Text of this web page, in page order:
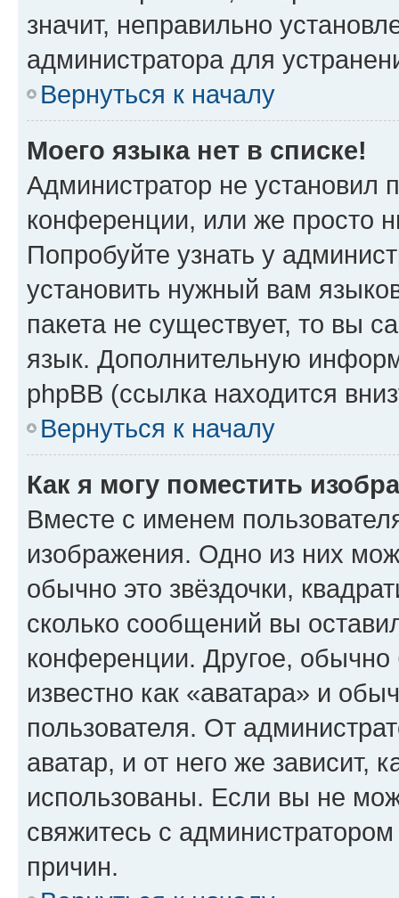
значит, неправильно
администратора для
Вернуться к началу
Моего языка нет в списке!
Администратор не установил
конференции, или же просто
Попробуйте узнать у
установить нужный вам
пакета не существует, то вы
язык. Дополнительную
phpBB (ссылка находится
Вернуться к началу
Как я могу поместить
Вместе с именем
изображения. Одно из них
обычно это звёздочки,
сколько сообщений вы
конференции. Другое,
известно как «аватара» и
пользователя. От
аватар, и от него же зависит,
использованы. Если вы не
свяжитесь с
причин.